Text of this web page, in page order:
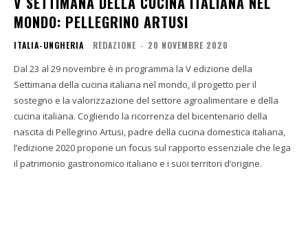
MONDO: PELLEGRINO ARTUSI
ITALIA-UNGHERIA REDAZIONE - 20 NOVEMBRE 2020
Dal 23 al 29 novembre è in programma la V edizione della
Settimana della cucina italiana nel mondo, il progetto per il
sostegno e la valorizzazione del settore agroalimentare e della
cucina italiana. Cogliendo la ricorrenza del bicentenario della
nascita di Pellegrino Artusi, padre della cucina domestica italiana,
l’edizione 2020 propone un focus sul rapporto essenziale che lega
il patrimonio gastronomico italiano e i suoi territori d’origine.